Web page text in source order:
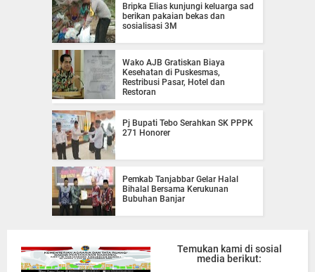
Bripka Elias kunjungi keluarga sad
berikan pakaian bekas dan
sosialisasi 3M
Wako AJB Gratiskan Biaya
Kesehatan di Puskesmas,
Restribusi Pasar, Hotel dan
Restoran
Pj Bupati Tebo Serahkan SK PPPK
271 Honorer
Pemkab Tanjabbar Gelar Halal
Bihalal Bersama Kerukunan
Bubuhan Banjar
Temukan kami di sosial
media berikut: